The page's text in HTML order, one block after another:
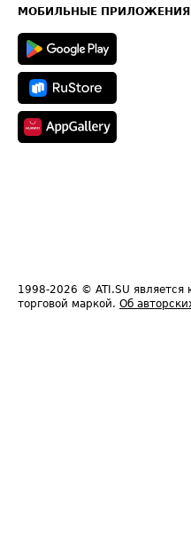
Техническая информация
МОБИЛЬНЫЕ ПРИЛОЖЕНИЯ
1998-2026 © ATI.SU является
торговой маркой. Об